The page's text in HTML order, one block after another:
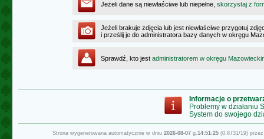
Jeżeli dane są niewłaściwe lub niepełne, skorzystaj z
Jeżeli brakuje zdjęcia lub jest niewłaściwe przygotuj
i prześlij je do administratora bazy danych w okręgu
Sprawdź, kto jest administratorem w okręgu
Informacje o
Problemy w działaniu
System do swojego
Strona wygenerowana automatycznie w dniu 2026-08-07g.14:51:25(0.8731/19)